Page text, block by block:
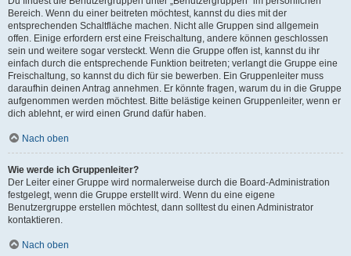
Bereich. Wenn du einer beitreten möchtest, kannst du dies mit der
entsprechenden Schaltfläche machen. Nicht alle Gruppen sind allgemein
offen. Einige erfordern erst eine Freischaltung, andere können geschlossen
sein und weitere sogar versteckt. Wenn die Gruppe offen ist, kannst du ihr
einfach durch die entsprechende Funktion beitreten; verlangt die Gruppe eine
Freischaltung, so kannst du dich für sie bewerben. Ein Gruppenleiter muss
daraufhin deinen Antrag annehmen. Er könnte fragen, warum du in die Gruppe
aufgenommen werden möchtest. Bitte belästige keinen Gruppenleiter, wenn er
dich ablehnt, er wird einen Grund dafür haben.
Nach oben
Wie werde ich Gruppenleiter?
Der Leiter einer Gruppe wird normalerweise durch die Board-Administration
festgelegt, wenn die Gruppe erstellt wird. Wenn du eine eigene
Benutzergruppe erstellen möchtest, dann solltest du einen Administrator
kontaktieren.
Nach oben